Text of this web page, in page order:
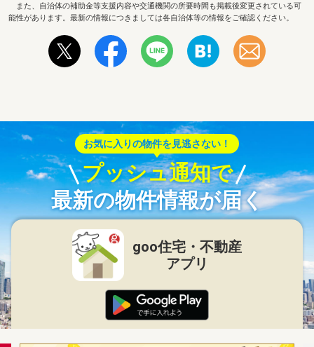
また、自治体の補助金等支援内容や交通機関の所要時間も掲載後変更されている可
能性があります。最新の情報につきましては各自治体等の情報をご確認ください。
お気に入りの物件を見逃さない！
プッシュ通知で
最新の物件情報が届く
goo住宅・不動産
アプリ